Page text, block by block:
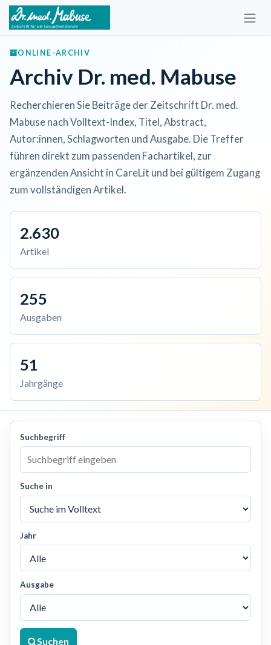
Zum Inhalt springen
ONLINE-ARCHIV
Archiv Dr. med. Mabuse
Recherchieren Sie Beiträge der Zeitschrift Dr. med.
Mabuse nach Volltext-Index, Titel, Abstract,
Autor:innen, Schlagworten und Ausgabe. Die Treffer
führen direkt zum passenden Fachartikel, zur
ergänzenden Ansicht in CareLit und bei gültigem Zugang
zum vollständigen Artikel.
2.630
Artikel
255
Ausgaben
51
Jahrgänge
Suchbegriff
Suche in
Jahr
Ausgabe
Suchen